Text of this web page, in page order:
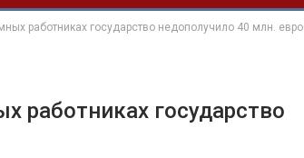
работниках государство недополучило 40 млн. евро
работниках государство